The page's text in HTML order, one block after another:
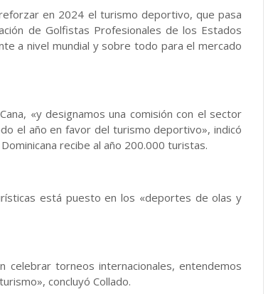
en 2024 el turismo deportivo, que pasa
de Golfistas Profesionales de los Estados
a nivel mundial y sobre todo para el mercado
«y designamos una comisión con el sector
el año en favor del turismo deportivo», indicó
recibe al año 200.000 turistas.
está puesto en los «deportes de olas y
celebrar torneos internacionales, entendemos
concluyó Collado.